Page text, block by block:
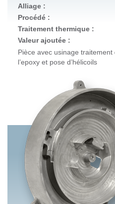
Alliage :
Procédé :
Traitement thermique :
Valeur ajoutée :
Pièce avec usinage
l’epoxy et pose d’hélicoils